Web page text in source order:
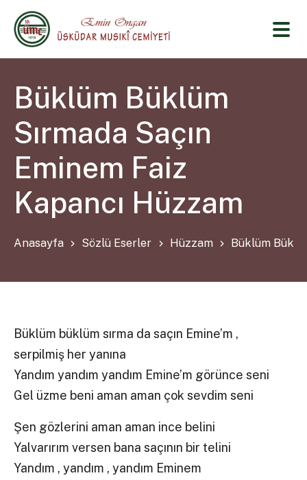
Büklüm Büklüm
Sırmada Saçın
Eminem Faiz
Kapancı Hüzzam
Anasayfa Sözlü Eserler Hüzzam Büklüm
Büklüm büklüm sırma da saçın Emine’m ,
serpilmiş her yanına
Yandım yandım yandım Emine’m görünce seni
Gel üzme beni aman aman çok sevdim seni
Şen gözlerini aman aman ince belini
Yalvarırım versen bana saçının bir telini
Yandım , yandım , yandım Eminem